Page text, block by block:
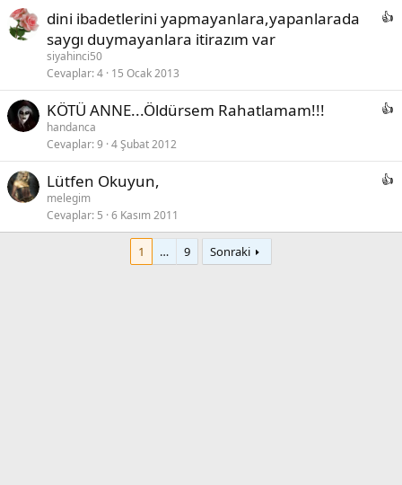
dini ibadetlerini yapmayanlara,yapanlarada
saygı duymayanlara itirazım var
siyahinci50
Cevaplar 4 15 Ocak 2013
KÖTÜ ANNE...Öldürsem Rahatlamam!!!
handanca
Cevaplar 9 4 Şubat 2012
Lütfen Okuyun,
melegim
Cevaplar 5 6 Kasım 2011
1 … 9 Sonraki